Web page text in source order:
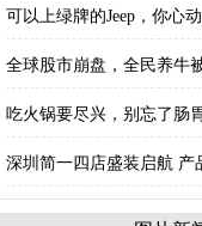
可以上绿牌的Jeep，你心
全球股市崩盘，全民养牛
吃火锅要尽兴，别忘了肠
深圳简一四店盛装启航 产